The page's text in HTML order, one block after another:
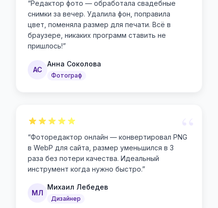
“Редактор фото — обработала свадебные
снимки за вечер. Удалила фон, поправила
цвет, поменяла размер для печати. Всё в
браузере, никаких программ ставить не
пришлось!”
АС
Анна Соколова
Фотограф
“
“Фоторедактор онлайн — конвертировал PNG
в WebP для сайта, размер уменьшился в 3
раза без потери качества. Идеальный
инструмент когда нужно быстро.”
МЛ
Михаил Лебедев
Дизайнер